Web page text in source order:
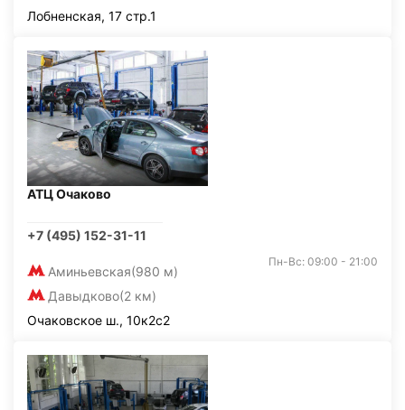
Лобненская, 17 стр.1
АТЦ Очаково
+7 (495) 152-31-11
Аминьевская(980 м)
Давыдково(2 км)
Пн-Вс: 09:00 - 21:00
Очаковское ш., 10к2с2